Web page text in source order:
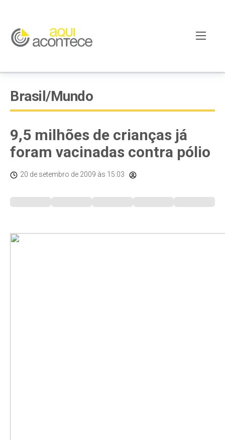
Brasil/Mundo
9,5 milhões de crianças já
foram vacinadas contra pólio
20 de setembro de 2009 às 15:03